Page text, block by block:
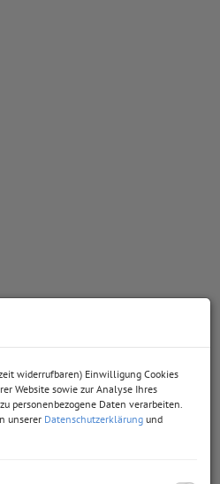
widerrufbaren) Einwilligung Cookies
Website sowie zur Analyse Ihres
personenbezogene Daten verarbeiten.
unserer Datenschutzerklärung und